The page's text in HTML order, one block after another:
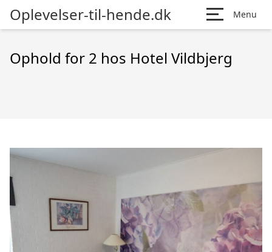
Oplevelser-til-hende.dk Menu
Ophold for 2 hos Hotel Vildbjerg